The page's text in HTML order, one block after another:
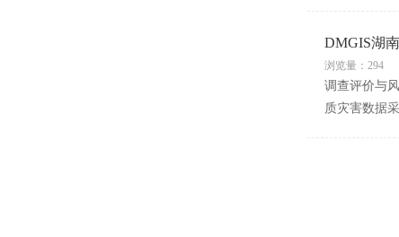
DMGIS湖
浏览量：294
调查评价与
质灾害数据